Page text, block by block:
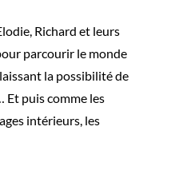
Richard et leurs
parcourir le monde
la possibilité de
Et puis comme les
intérieurs, les